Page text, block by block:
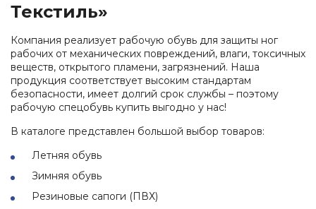
Текстиль»
Компания реализует рабочую обувь для защиты ног
рабочих от механических повреждений, влаги, токсичных
веществ, открытого пламени, загрязнений. Наша
продукция соответствует высоким стандартам
безопасности, имеет долгий срок службы – поэтому
рабочую спецобувь купить выгодно у нас!
В каталоге представлен большой выбор товаров:
Летняя обувь
Зимняя обувь
Резиновые сапоги (ПВХ)